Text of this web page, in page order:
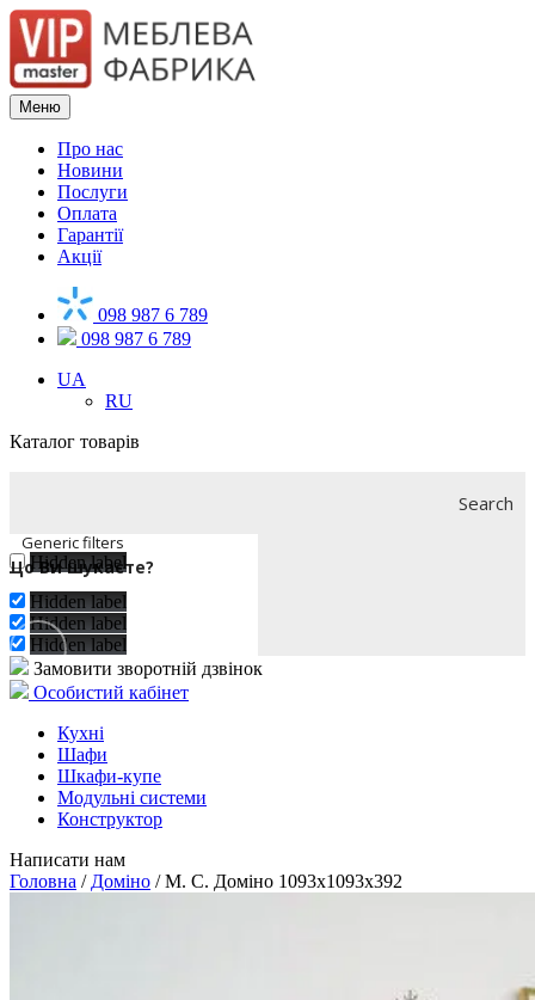
Меню
Про нас
Новини
Послуги
Оплата
Гарантії
Акції
098 987 6 789
098 987 6 789
UA
RU
Каталог товарів
Search
Generic filters
Hidden label
Exact matches only
Hidden label
Hidden label
Hidden label
Замовити зворотній дзвінок
Особистий кабінет
Кухні
Шафи
Шкафи-купе
Модульні системи
Конструктор
Написати нам
Головна / Доміно / М. С. Доміно 1093x1093x392